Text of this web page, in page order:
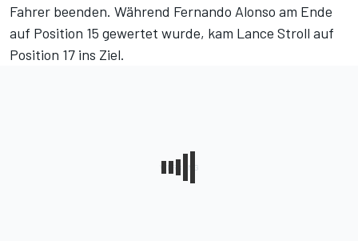
Fahrer beenden. Während Fernando Alonso am Ende
auf Position 15 gewertet wurde, kam Lance Stroll auf
Position 17 ins Ziel.